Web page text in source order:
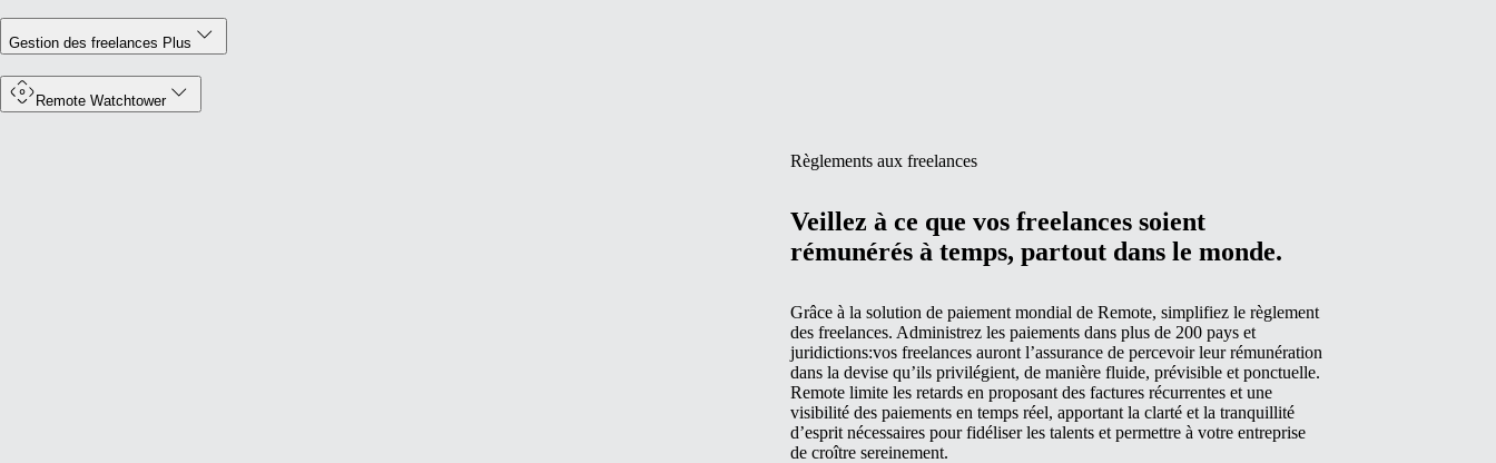
Gestion des freelances Plus
Remote Watchtower
Règlements aux freelances
Veillez à ce que vos freelances soient
rémunérés à temps, partout dans le monde.
Grâce à la solution de paiement mondial de Remote, simplifiez le règlement
des freelances. Administrez les paiements dans plus de 200 pays et
juridictions:vos freelances auront l’assurance de percevoir leur rémunération
dans la devise qu’ils privilégient, de manière fluide, prévisible et ponctuelle.
Remote limite les retards en proposant des factures récurrentes et une
visibilité des paiements en temps réel, apportant la clarté et la tranquillité
d’esprit nécessaires pour fidéliser les talents et permettre à votre entreprise
de croître sereinement.